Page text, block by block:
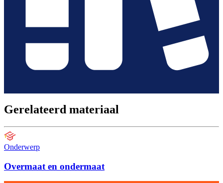
Gerelateerd materiaal
Onderwerp
Overmaat en ondermaat